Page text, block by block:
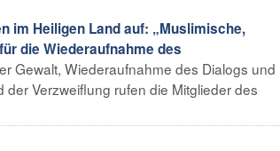
im Heiligen Land auf: „Muslimische,
die Wiederaufnahme des
Gewalt, Wiederaufnahme des Dialogs und
Verzweiflung rufen die Mitglieder des